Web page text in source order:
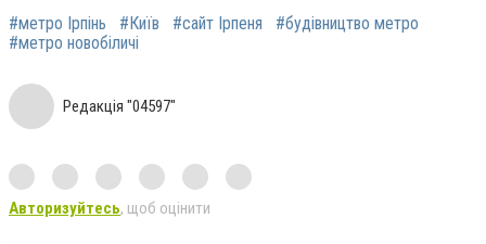
#метро Ірпінь #Київ #сайт Ірпеня
#будівництво метро
#метро новобіличі
Редакція "04597"
Авторизуйтесь, щоб оцінити